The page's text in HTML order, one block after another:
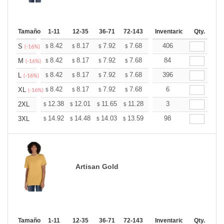
Tamaño 1-11 12-35 36-71 72-143 144-287 288 +
Inventario Qty.
S (-16%) $ 8.42 $ 8.17 $ 7.92 $ 7.68 7.43
406
M (-16%) $ 8.42 $ 8.17 $ 7.92 $ 7.68 7.43
84
L (-16%) $ 8.42 $ 8.17 $ 7.92 $ 7.68 7.43
396
XL (-16%) $ 8.42 $ 8.17 $ 7.92 $ 7.68 7.43
6
2XL
$ 12.38 $ 12.01 $ 11.65 $ 11.28 10.91
3
3XL
$ 14.92 $ 14.48 $ 14.03 $ 13.59 13.15
98
Artisan Gold
Tamaño 1-11 12-35 36-71 72-143 144-287 288 +
Inventario Qty.